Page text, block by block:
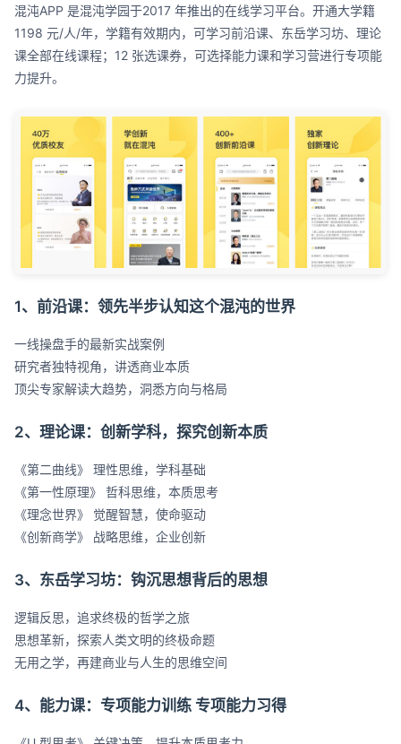
混沌APP 是混沌学园于2017 年推出的在线学习平台。开通大学籍
1198 元/人/年，学籍有效期内，可学习前沿课、东岳学习坊、理论
课全部在线课程；12 张选课券，可选择能力课和学习营进行专项能
力提升。
1、前沿课：领先半步认知这个混沌的世界
一线操盘手的最新实战案例
研究者独特视角，讲透商业本质
顶尖专家解读大趋势，洞悉方向与格局
2、理论课：创新学科，探究创新本质
《第二曲线》 理性思维，学科基础
《第一性原理》 哲科思维，本质思考
《理念世界》 觉醒智慧，使命驱动
《创新商学》 战略思维，企业创新
3、东岳学习坊：钩沉思想背后的思想
逻辑反思，追求终极的哲学之旅
思想革新，探索人类文明的终极命题
无用之学，再建商业与人生的思维空间
4、能力课：专项能力训练 专项能力习得